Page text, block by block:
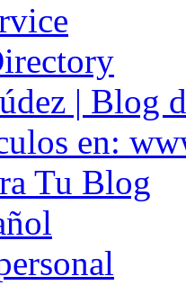
| Blog
en:
Tu Blog